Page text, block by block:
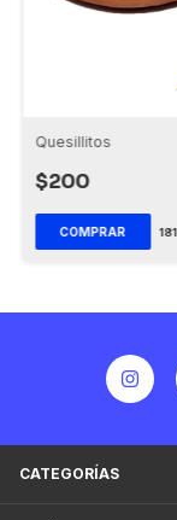
Quesillitos
$200
COMPRAR 181
CATEGORÍAS